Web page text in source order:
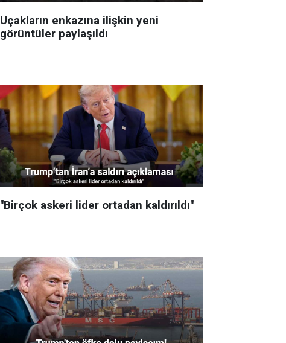
Uçakların enkazına ilişkin yeni
görüntüler paylaşıldı
"Birçok askeri lider ortadan kaldırıldı"